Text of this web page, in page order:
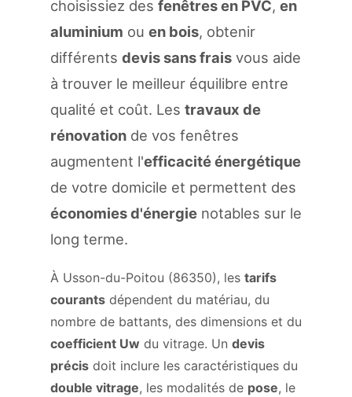
choisissiez des fenêtres en PVC, en
aluminium ou en bois, obtenir
différents devis sans frais vous aide
à trouver le meilleur équilibre entre
qualité et coût. Les travaux de
rénovation de vos fenêtres
augmentent l'efficacité énergétique
de votre domicile et permettent des
économies d'énergie notables sur le
long terme.
À Usson-du-Poitou (86350), les tarifs
courants dépendent du matériau, du
nombre de battants, des dimensions et du
coefficient Uw du vitrage. Un devis
précis doit inclure les caractéristiques du
double vitrage, les modalités de pose, le